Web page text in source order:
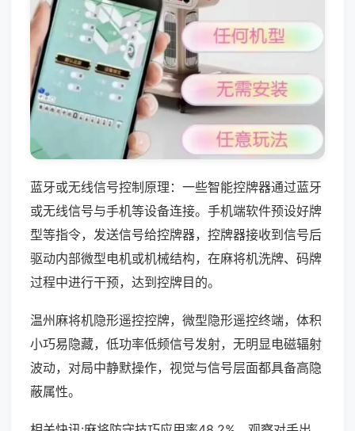
蓝牙或无线信号控制原理：一些智能控牌器通过蓝牙
或无线信号与手机等设备连接。手机端软件预设好牌
型等指令，发送信号给控牌器，控牌器接收到信号后
驱动内部微型电机或机械结构，在麻将机洗牌、码牌
过程中进行干预，达到控牌目的。
温州麻将机隐形遥控控牌，微型隐形遥控终端，体积
小巧易隐藏，低功率低频信号发射，无明显电磁辐射
波动，对局中静默操作，视觉与信号层面都具备高隐
蔽属性。